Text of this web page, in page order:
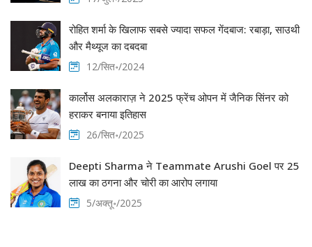
रोहित शर्मा के खिलाफ सबसे ज्यादा सफल गेंदबाज: रबाड़ा, साउथी
और मैथ्यूज का दबदबा
12/सित॰/2024
कार्लोस अलकाराज़ ने 2025 फ्रेंच ओपन में जैनिक सिंनर को
हराकर बनाया इतिहास
26/सित॰/2025
Deepti Sharma ने Teammate Arushi Goel पर 25
लाख का ठगना और चोरी का आरोप लगाया
5/अक्तू॰/2025